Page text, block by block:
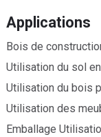
Applications
Bois de
Utilisation du sol
Utilisation du bois
Utilisation des
Emballage